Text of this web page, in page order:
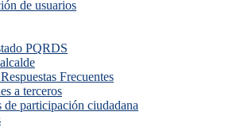
de usuarios
PQRDS
Frecuentes
a terceros
de participación ciudadana